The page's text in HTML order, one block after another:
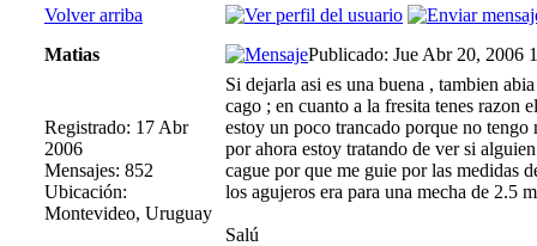
Volver arriba
Matias
Publicado: Jue Abr 20, 2006
Registrado: 17 Abr
2006
Mensajes: 852
Ubicación:
Montevideo, Uruguay
Si dejarla asi es una buena , tambien
cago ; en cuanto a la fresita tenes razon
estoy un poco trancado porque no
por ahora estoy tratando de ver si
cague por que me guie por las medidas
los agujeros era para una mecha de 2.5
Salú